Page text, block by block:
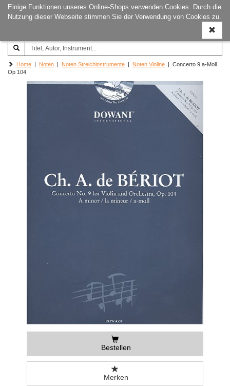
Einige Funktionen unseres Online-Shops verwenden Cookies. Durch die
Nutzung dieser Webseite stimmen Sie der Verwendung von Cookies zu.
ein-/
Joachim‐Trekel‐Musikverlag,
Hamburg
Home | Noten | Noten Streichinstrumente | Noten Violine | Concerto 9 a-Moll
Op 104
Bestellen
Merken